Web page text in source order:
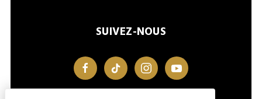
SUIVEZ-NOUS
facebooktiktok instagramyoutube